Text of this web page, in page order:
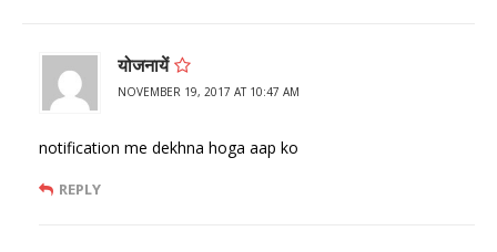
योजनायें
NOVEMBER 19, 2017 AT 10:47 AM
notification me dekhna hoga aap ko
REPLY